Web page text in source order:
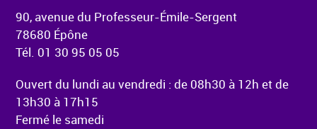
90, avenue du Professeur-Émile-Sergent
78680 Épône
Tél. 01 30 95 05 05
Ouvert du lundi au vendredi : de 08h30 à 12h et de
13h30 à 17h15
Fermé le samedi